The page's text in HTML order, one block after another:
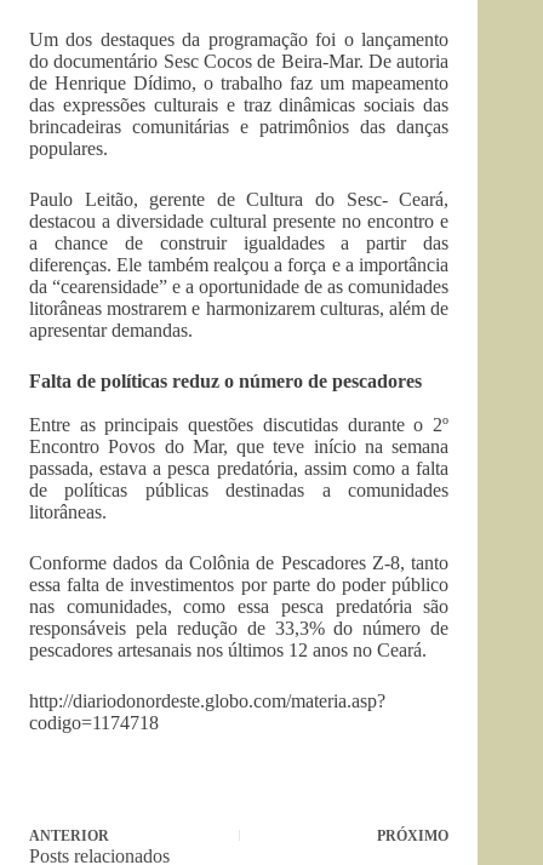
Um dos destaques da programação foi o lançamento
do documentário Sesc Cocos de Beira-Mar. De autoria
de Henrique Dídimo, o trabalho faz um mapeamento
das expressões culturais e traz dinâmicas sociais das
brincadeiras comunitárias e patrimônios das danças
populares.
Paulo Leitão, gerente de Cultura do Sesc- Ceará,
destacou a diversidade cultural presente no encontro e
a chance de construir igualdades a partir das
diferenças. Ele também realçou a força e a importância
da “cearensidade” e a oportunidade de as comunidades
litorâneas mostrarem e harmonizarem culturas, além de
apresentar demandas.
Falta de políticas reduz o número de pescadores
Entre as principais questões discutidas durante o 2º
Encontro Povos do Mar, que teve início na semana
passada, estava a pesca predatória, assim como a falta
de políticas públicas destinadas a comunidades
litorâneas.
Conforme dados da Colônia de Pescadores Z-8, tanto
essa falta de investimentos por parte do poder público
nas comunidades, como essa pesca predatória são
responsáveis pela redução de 33,3% do número de
pescadores artesanais nos últimos 12 anos no Ceará.
http://diariodonordeste.globo.com/materia.asp?
codigo=1174718
ANTERIOR PRÓXIMO
Posts relacionados